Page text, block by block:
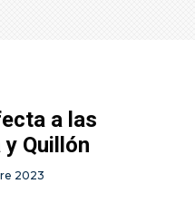
a las
Quillón
2023